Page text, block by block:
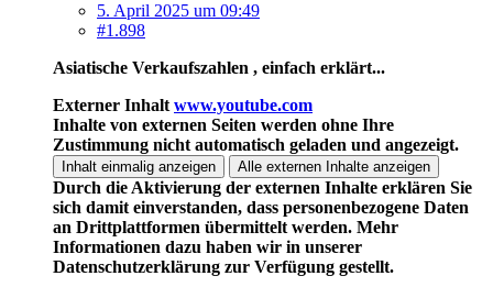
5. April 2025 um 09:49
#1.898
Asiatische Verkaufszahlen , einfach erklärt...
Externer Inhalt www.youtube.com
Inhalte von externen Seiten werden ohne Ihre
Zustimmung nicht automatisch geladen und angezeigt.
Inhalt einmalig anzeigen Alle externen Inhalte anzeigen
Durch die Aktivierung der externen Inhalte erklären Sie
sich damit einverstanden, dass personenbezogene Daten
an Drittplattformen übermittelt werden. Mehr
Informationen dazu haben wir in unserer
Datenschutzerklärung zur Verfügung gestellt.